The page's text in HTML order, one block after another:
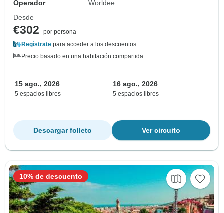
Operador
Worldee
Desde
€302
por persona
Regístrate para acceder a los descuentos
Precio basado en una habitación compartida
15 ago., 2026
5 espacios libres
16 ago., 2026
5 espacios libres
Ver circuito
Descargar folleto
10% de descuento